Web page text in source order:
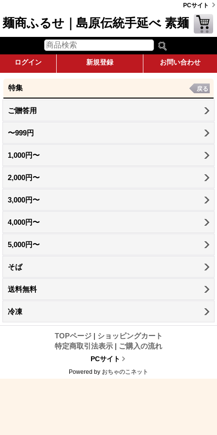
PCサイト
麺商ふるせ｜島原伝統手延べ 素麺
ログイン 新規登録 お問い合わせ
特集 戻る
ご贈答用
〜999円
1,000円〜
2,000円〜
3,000円〜
4,000円〜
5,000円〜
そば
送料無料
冷凍
TOPページ | ショッピングカート
特定商取引法表示 | ご購入の流れ
PCサイト
Powered by おちゃのこネット